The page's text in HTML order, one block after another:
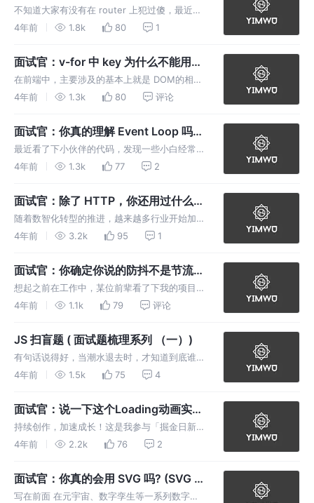
history 哪个模式会刷新页面?
不知道大家有没有在 router 上犯过傻，最近被
小伙伴难倒了一下，做个记录，是什么呢，她按
的项目，但是这次 “手贱”，自己不仅输入了ip地
4年前 1.8k 80 1
面试官：v-for 中 key 为什么不能用
index，从原理层面聊聊？
在前端中，主要涉及的基本上就是 DOM的相关
操作 和 JS，我们都知道 DOM 操作是比较耗时
少不必要的 DOM 操作便成了前端优化的重要内
4年前 1.3k 80 评论
面试官：你真的理解 Event Loop 吗?(
JS 事件循环 )
最近看了下小伙伴的代码，发现一些小白经常会
因为无法判断代码执行的时机而出现了一些莫名
因为 Dom 没加载完执行了 Dom 读取操作，导
致了读取到的
4年前 1.3k 77 2
面试官：除了 HTTP，你还用过什么通
信协议？(Websocket 在数字孪生中的
应用)
随着数智化转型的推进，越来越多行业开始加入
数智化改造大军，所谓数智化，其实就是数据
计算机、网络技术、AI等先进技术，对传统行业
进行改造、赋能，促进传统行业向先
4年前 3.2k 95 1
面试官：你确定你说的防抖不是节流
吗？( 面试题梳理系列 （二）)
想起之前在工作中，某位前辈看了下我的项目演
示，摇了摇头，说触发太频繁会出问题，让我给
了个控制触发频率的机制，也就是每 1s 只能触
发一次那个开关。等到后来我回
4年前 1.1k 79 评论
JS 扫盲题 ( 面试题梳理系列 （一）)
有句话说得好，当潮水退去时，才知道到底谁在
裸泳，在最近这种危机四伏的情况下，唯一能做
机真正来临之时，更加从容不迫，游刃有余。在
接下来这段时间，我将持续更新前端
4年前 1.5k 75 4
面试官：说一下这个Loading动画实现
思路 (CSS3 实现 Loading 动画)
持续创作，加速成长！这是我参与「掘金日新计
划 · 6 月更文挑战」的第1天，点击查看活动详
V1.0 也将开始投入使用，而最后一步优化
Loading 动画是
4年前 2.2k 76 2
面试官：你真的会用 SVG 吗? (SVG 应
用实战)
写在前面 在元宇宙、数字孪生等一系列数字化